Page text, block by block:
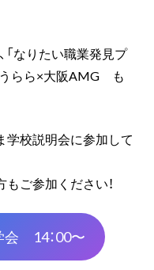
「なりたい職業発見プ
うらら×大阪AMG も
学校説明会に参加して
ご参加ください！
会 14：00〜